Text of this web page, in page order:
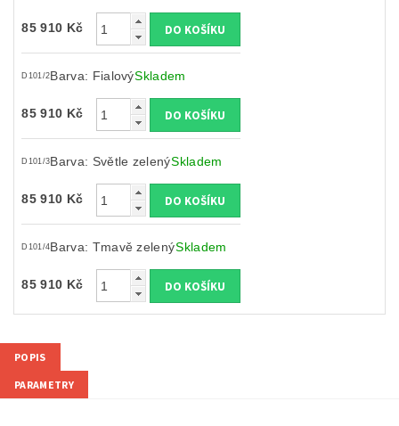
85 910 Kč
D101/2Barva: FialovýSkladem
85 910 Kč
D101/3Barva: Světle zelenýSkladem
85 910 Kč
D101/4Barva: Tmavě zelenýSkladem
85 910 Kč
POPIS
PARAMETRY